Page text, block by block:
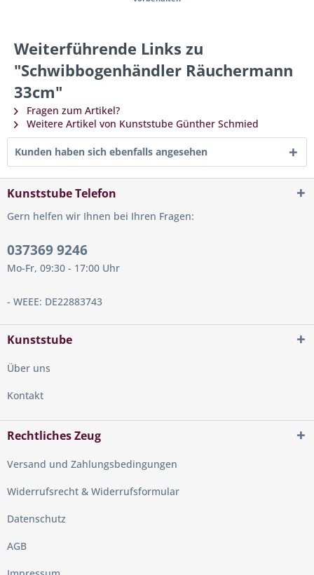
Weiterführende Links zu
"Schwibbogenhändler Räuchermann
33cm"
Fragen zum Artikel?
Weitere Artikel von Kunststube Günther Schmied
Kunden haben sich ebenfalls angesehen
Kunststube Telefon
Gern helfen wir Ihnen bei Ihren Fragen:
037369 9246
Mo-Fr, 09:30 - 17:00 Uhr
- WEEE: DE22883743
Kunststube
Über uns
Kontakt
Rechtliches Zeug
Versand und Zahlungsbedingungen
Widerrufsrecht & Widerrufsformular
Datenschutz
AGB